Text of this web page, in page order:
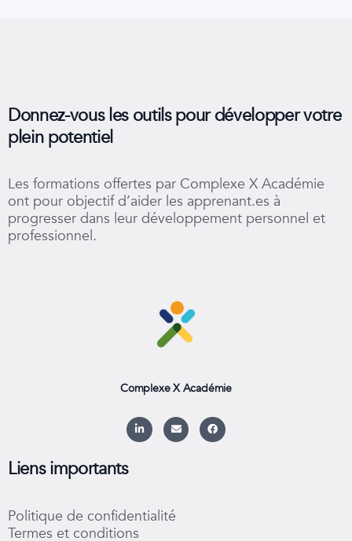
Donnez-vous les outils pour développer votre
plein potentiel
Les formations offertes par Complexe X Académie
ont pour objectif d’aider les apprenant.es à
progresser dans leur développement personnel et
professionnel.
Complexe X Académie
L
i
n
i
n
E
n
v
F
a
c
Liens importants
Politique de confidentialité
Termes et conditions